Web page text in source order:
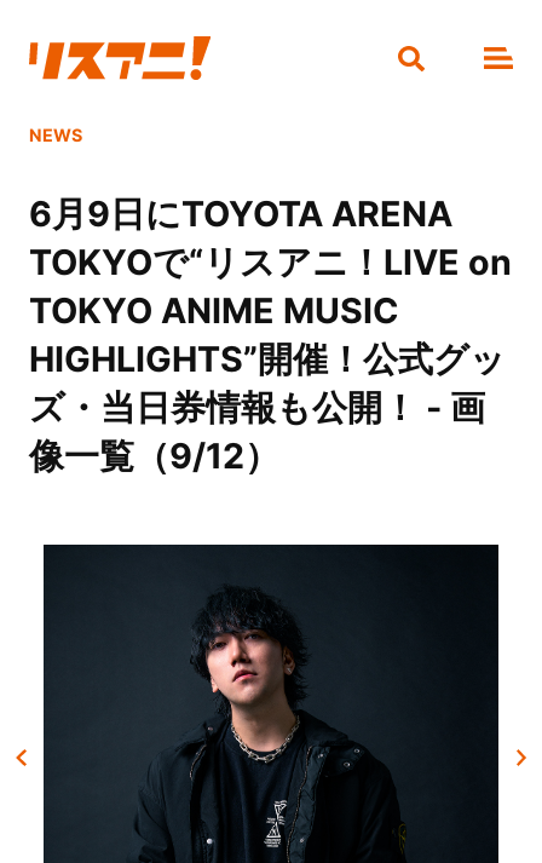
NEWS
6月9日にTOYOTA ARENA
TOKYOで“リスアニ！LIVE on
TOKYO ANIME MUSIC
HIGHLIGHTS”開催！公式グッ
ズ・当日券情報も公開！ - 画
像一覧（9/12）